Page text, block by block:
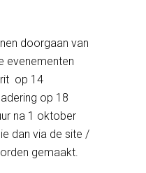
doorgaan van
evenementen
op 14
op 18
na 1 oktober
dan via de site /
gemaakt.